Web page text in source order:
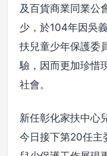
及百貨商業同業公
少，於104年因吳
扶兒童少年保護委
驗，因而更加珍惜
社會。
新任彰化家扶中心
今日接下第20任主